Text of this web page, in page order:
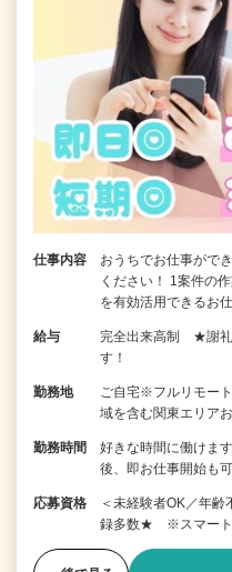
仕事内容
おうちでお仕事がで
ください！ 1案件の
を有効活用できるお
給与
完全出来高制 ★謝礼
す！
勤務地
ご自宅※フルリモー
域を含む関東エリア
勤務時間
好きな時間に働けま
後、即お仕事開始も
応募資格
＜未経験者OK／年
録多数★ ※スマート